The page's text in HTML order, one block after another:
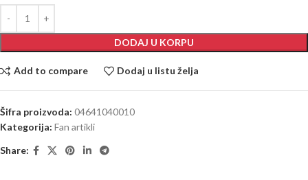
DODAJ U KORPU
Add to compare Dodaj u listu želja
Šifra proizvoda: 04641040010
Kategorija: Fan artikli
Share: